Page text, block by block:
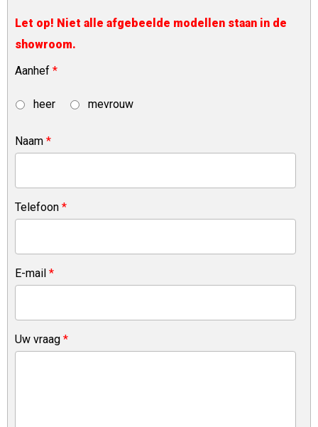
Let op! Niet alle afgebeelde modellen staan in de
showroom.
Aanhef *
heer mevrouw
Naam *
Telefoon *
E-mail *
Uw vraag *